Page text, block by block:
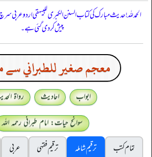
الحمدللہ! حدیث مبارک کی کتاب السنن الكبرى للبيهقي اردو
پیش کر دی گئی ہے۔
معجم صغير للطبراني سے
ابواب احادیث
رواۃ
سوانح حیات: امام طبرانی رحمہ اللہ
تمام کتب
ترقیم شاملہ ترقيم فقہی عربی